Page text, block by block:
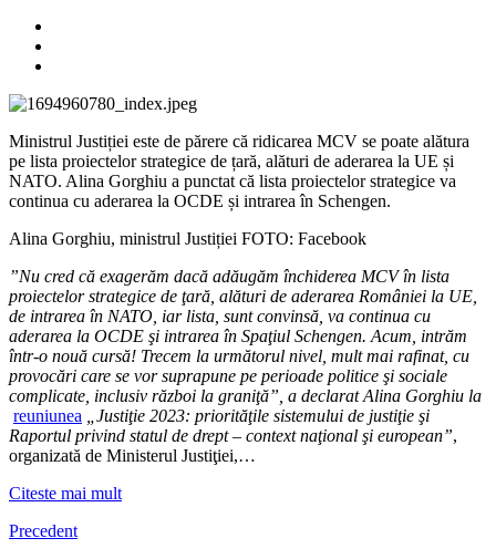
Ministrul Justiției este de părere că ridicarea MCV se poate alătura
pe lista proiectelor strategice de țară, alături de aderarea la UE și
NATO. Alina Gorghiu a punctat că lista proiectelor strategice va
continua cu aderarea la OCDE și intrarea în Schengen.
Alina Gorghiu, ministrul Justiției FOTO: Facebook
”Nu cred că exagerăm dacă adăugăm închiderea MCV în lista
proiectelor strategice de ţară, alături de aderarea României la UE,
de intrarea în NATO, iar lista, sunt convinsă, va continua cu
aderarea la OCDE şi intrarea în Spaţiul Schengen. Acum, intrăm
într-o nouă cursă! Trecem la următorul nivel, mult mai rafinat, cu
provocări care se vor suprapune pe perioade politice şi sociale
complicate, inclusiv război la graniţă”, a declarat Alina Gorghiu la
reuniunea „Justiţie 2023: priorităţile sistemului de justiţie şi
Raportul privind statul de drept – context naţional şi european”,
organizată de Ministerul Justiţiei,…
Citeste mai mult
Precedent